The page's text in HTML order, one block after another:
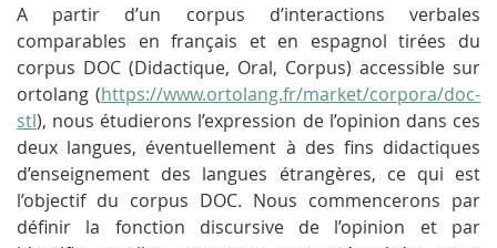
A partir d’un corpus d’interactions verbales
comparables en français et en espagnol tirées du
corpus DOC (Didactique, Oral, Corpus) accessible sur
ortolang (https://www.ortolang.fr/market/corpora/doc-
stl), nous étudierons l’expression de l’opinion dans ces
deux langues, éventuellement à des fins didactiques
d’enseignement des langues étrangères, ce qui est
l’objectif du corpus DOC. Nous commencerons par
définir la fonction discursive de l’opinion et par